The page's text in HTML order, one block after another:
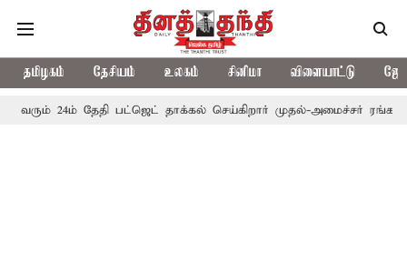
தமிழகம் தேசியம் உலகம் சினிமா விளையாட்டு
தேதி பட்ஜெட் தாக்கல் செய்கிறார் முதல்-அமைச்சர் ரங்கசாமி